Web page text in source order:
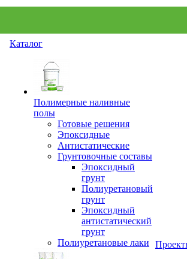
Каталог
Полимерные наливные
полы
Готовые решения
Эпоксидные
Антистатические
Грунтовочные составы
Эпоксидный
грунт
Полиуретановый
грунт
Эпоксидный
антистатический
грунт
Полиуретановые лаки